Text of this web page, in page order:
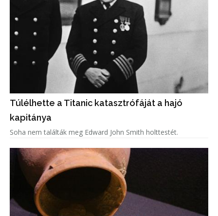
Túlélhette a Titanic katasztrófáját a hajó
kapitánya
Soha nem találták meg Edward John Smith holttestét.